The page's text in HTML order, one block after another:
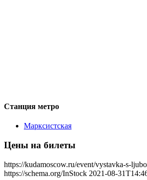
Станция метро
Марксистская
Цены на билеты
https://kudamoscow.ru/event/vystavka-s-
https://schema.org/InStock 2021-08-